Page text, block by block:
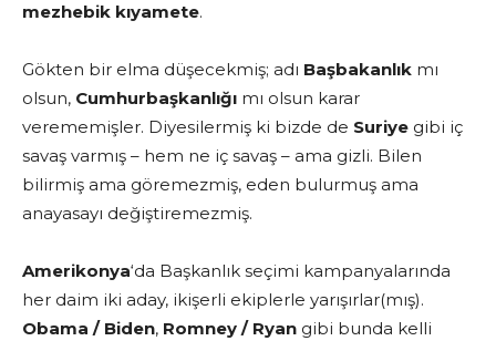
mezhebik kıyamete.
Gökten bir elma düşecekmiş; adı Başbakanlık mı
olsun, Cumhurbaşkanlığı mı olsun karar
verememişler. Diyesilermiş ki bizde de Suriye gibi iç
savaş varmış – hem ne iç savaş – ama gizli. Bilen
bilirmiş ama göremezmiş, eden bulurmuş ama
anayasayı değiştiremezmiş.
Amerikonya‘da Başkanlık seçimi kampanyalarında
her daim iki aday, ikişerli ekiplerle yarışırlar(mış).
Obama / Biden, Romney / Ryan gibi bunda kelli